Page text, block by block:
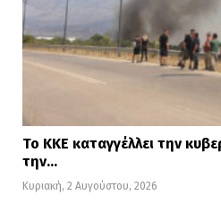
Το ΚΚΕ καταγγέλλει την
την…
Κυριακή, 2 Αυγούστου, 2026